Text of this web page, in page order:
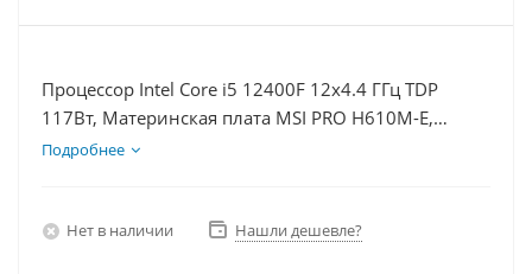
Процессор Intel Core i5 12400F 12x4.4 ГГц TDP
117Вт, Материнская плата MSI PRO H610M-E,
Видеокарта RTX 4070TiS 16Гб, Память DDR4 32Gb,
Подробнее
Нет в наличии Нашли дешевле?